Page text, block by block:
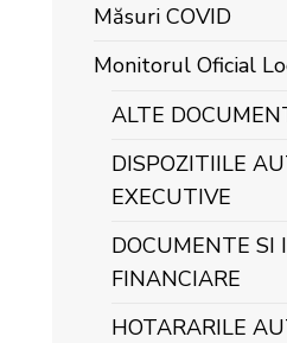
Măsuri COVID
Monitorul Oficial
ALTE
DISPOZITIILE
EXECUTIVE
DOCUMENTE SI
FINANCIARE
HOTARARILE